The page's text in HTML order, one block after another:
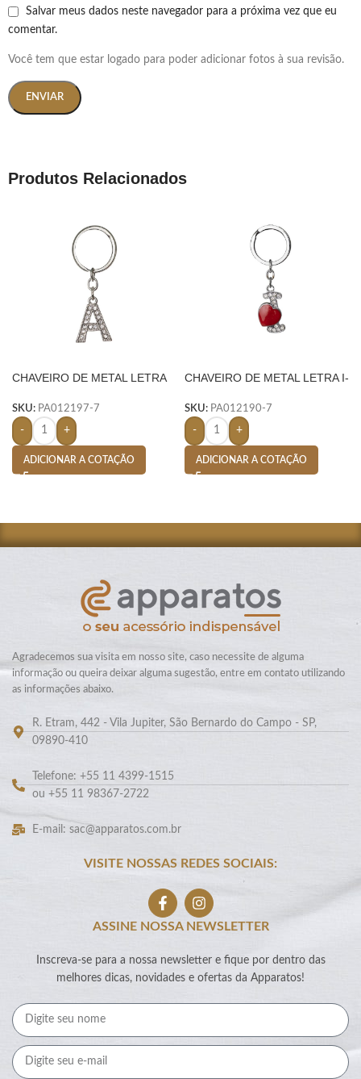
Salvar meus dados neste navegador para a próxima vez que eu
comentar.
Você tem que estar logado para poder adicionar fotos à sua revisão.
Produtos Relacionados
CHAVEIRO DE METAL LETRA
SKU: PA012197-7
- +
ADICIONAR A COTAÇÃO
CHAVEIRO DE METAL LETRA I-
SKU: PA012190-7
- +
ADICIONAR A COTAÇÃO
Agradecemos sua visita em nosso site, caso necessite de alguma
informação ou queira deixar alguma sugestão, entre em contato utilizando
as informações abaixo.
R. Etram, 442 - Vila Jupiter, São Bernardo do Campo - SP,
09890-410
Telefone: +55 11 4399-1515
ou +55 11 98367-2722
E-mail: sac@apparatos.com.br
VISITE NOSSAS REDES SOCIAIS:
ASSINE NOSSA NEWSLETTER
Inscreva-se para a nossa newsletter e fique por dentro das
melhores dicas, novidades e ofertas da Apparatos!